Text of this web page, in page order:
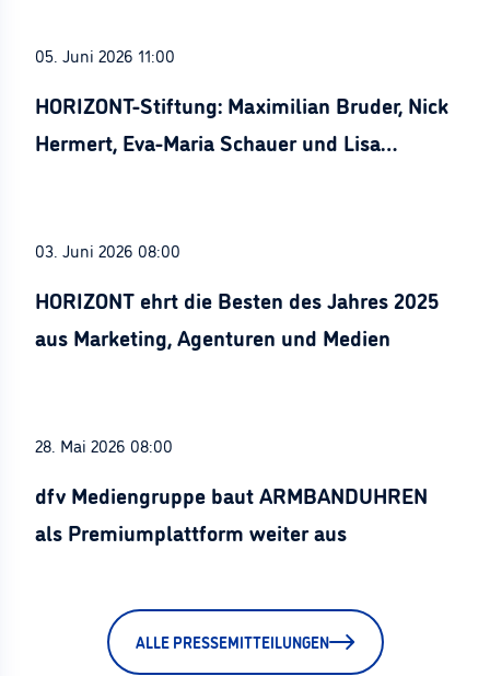
05. Juni 2026 11:00
HORIZONT-Stiftung: Maximilian Bruder, Nick
Hermert, Eva-Maria Schauer und Lisa
03. Juni 2026 08:00
HORIZONT ehrt die Besten des Jahres 2025
aus Marketing, Agenturen und Medien
28. Mai 2026 08:00
dfv Mediengruppe baut ARMBANDUHREN
als Premiumplattform weiter aus
ALLE PRESSEMITTEILUNGEN